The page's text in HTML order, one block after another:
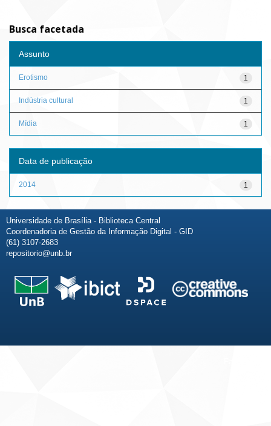
Busca facetada
Assunto
1
Erotismo
1
Indústria cultural
1
Mídia
Data de publicação
1
2014
Universidade de Brasília - Biblioteca Central
Coordenadoria de Gestão da Informação Digital - GID
(61) 3107-2683
repositorio@unb.br